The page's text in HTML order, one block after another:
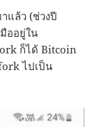
แล้ว (ช่วงปี
ออยู่ใน
ก็ได้ Bitcoin
ไปเป็น